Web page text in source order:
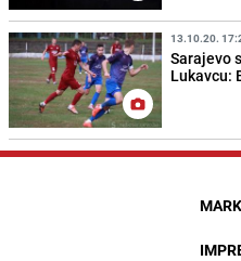
13.10.20.
Sarajevo
Lukavcu: